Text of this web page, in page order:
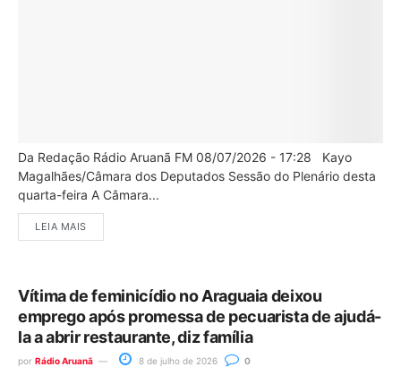
Da Redação Rádio Aruanã FM 08/07/2026 - 17:28 Kayo
Magalhães/Câmara dos Deputados Sessão do Plenário desta
quarta-feira A Câmara...
LEIA MAIS
Vítima de feminicídio no Araguaia deixou
emprego após promessa de pecuarista de ajudá-
la a abrir restaurante, diz família
por Rádio Aruanã 8 de julho de 2026 0